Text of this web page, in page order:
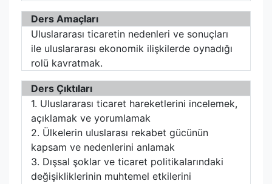
Ders Amaçları
Uluslararası ticaretin nedenleri ve sonuçları
ile uluslararası ekonomik ilişkilerde oynadığı
rolü kavratmak.
Ders Çıktıları
1. Uluslararası ticaret hareketlerini incelemek,
açıklamak ve yorumlamak
2. Ülkelerin uluslarası rekabet gücünün
kapsam ve nedenlerini anlamak
3. Dışsal şoklar ve ticaret politikalarındaki
değişikliklerinin muhtemel etkilerini